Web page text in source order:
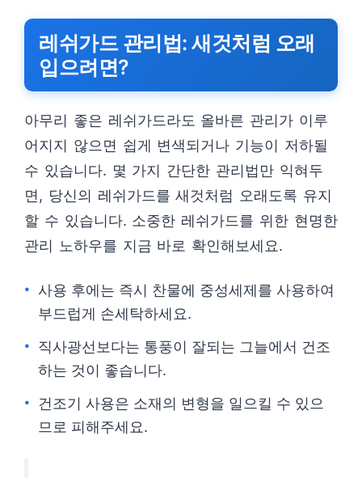
레쉬가드 관리법: 새것처럼 오래
입으려면?
아무리 좋은 레쉬가드라도 올바른 관리가 이루
어지지 않으면 쉽게 변색되거나 기능이 저하될
수 있습니다. 몇 가지 간단한 관리법만 익혀두
면, 당신의 레쉬가드를 새것처럼 오래도록 유지
할 수 있습니다. 소중한 레쉬가드를 위한 현명한
관리 노하우를 지금 바로 확인해보세요.
사용 후에는 즉시 찬물에 중성세제를 사용하여
부드럽게 손세탁하세요.
직사광선보다는 통풍이 잘되는 그늘에서 건조
하는 것이 좋습니다.
건조기 사용은 소재의 변형을 일으킬 수 있으
므로 피해주세요.